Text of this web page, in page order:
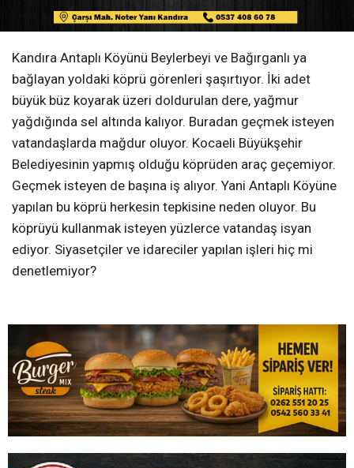
Kandıra Antaplı Köyünü Beylerbeyi ve Bağırganlı ya
bağlayan yoldaki köprü görenleri şaşırtıyor. İki adet
büyük büz koyarak üzeri doldurulan dere, yağmur
yağdığında sel altında kalıyor. Buradan geçmek isteyen
vatandaşlarda mağdur oluyor. Kocaeli Büyükşehir
Belediyesinin yapmış olduğu köprüden araç geçemiyor.
Geçmek isteyen de başına iş alıyor. Yani Antaplı Köyüne
yapılan bu köprü herkesin tepkisine neden oluyor. Bu
köprüyü kullanmak isteyen yüzlerce vatandaş isyan
ediyor. Siyasetçiler ve idareciler yapılan işleri hiç mi
denetlemiyor?